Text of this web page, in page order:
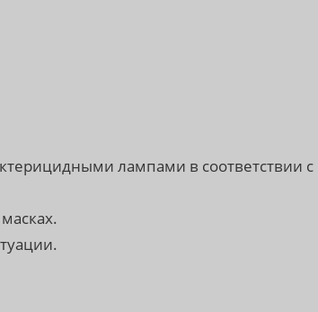
лампами в соответствии с